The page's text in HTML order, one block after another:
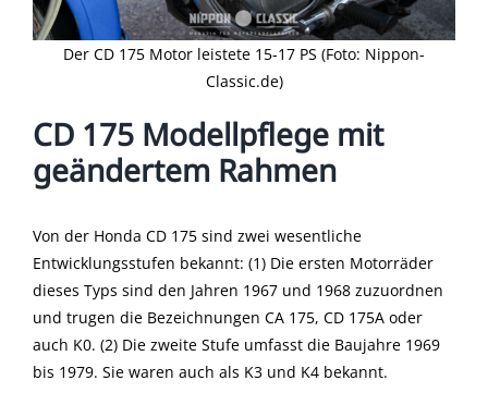
Der CD 175 Motor leistete 15-17 PS (Foto: Nippon-
Classic.de)
CD 175 Modellpflege mit
geändertem Rahmen
Von der Honda CD 175 sind zwei wesentliche
Entwicklungsstufen bekannt: (1) Die ersten Motorräder
dieses Typs sind den Jahren 1967 und 1968 zuzuordnen
und trugen die Bezeichnungen CA 175, CD 175A oder
auch K0. (2) Die zweite Stufe umfasst die Baujahre 1969
bis 1979. Sie waren auch als K3 und K4 bekannt.